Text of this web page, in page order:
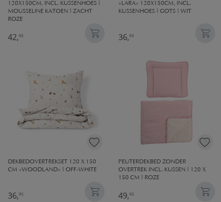
120X150CM, INCL. KUSSENHOES |
MOUSSELINE KATOEN | ZACHT
ROZE
42,95
«LARA» 120X150CM, INCL.
KUSSENHOES | GOTS | WIT
36,95
DEKBEDOVERTREKSET 120 X 150
CM «WOODLAND» | OFF-WHITE
36,95
PEUTERDEKBED ZONDER
OVERTREK INCL. KUSSEN | 120 X
150 CM | ROZE
49,95